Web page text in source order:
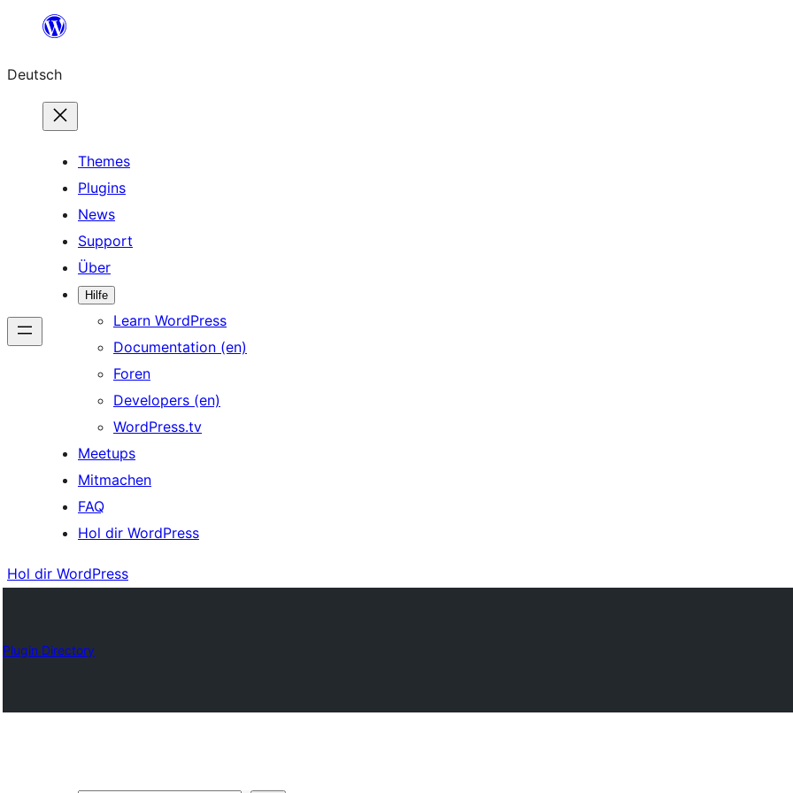
springen
Deutsch
Themes
Plugins
News
Support
Über
Hilfe
Learn WordPress
Documentation (en)
Foren
Developers (en)
WordPress.tv
Meetups
Mitmachen
FAQ
Hol dir WordPress
Hol dir WordPress
Plugin Directory